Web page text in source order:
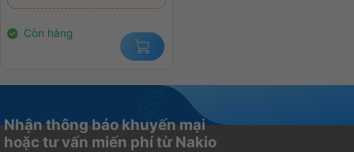
11.800.000₫.
là:
Còn hàng
Nhận thông báo khuyến mại
hoặc tư vấn miến phí từ Nakio